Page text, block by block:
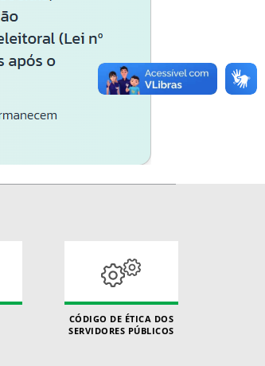
CÓDIGO DE ÉTICA DOS
SERVIDORES PÚBLICOS